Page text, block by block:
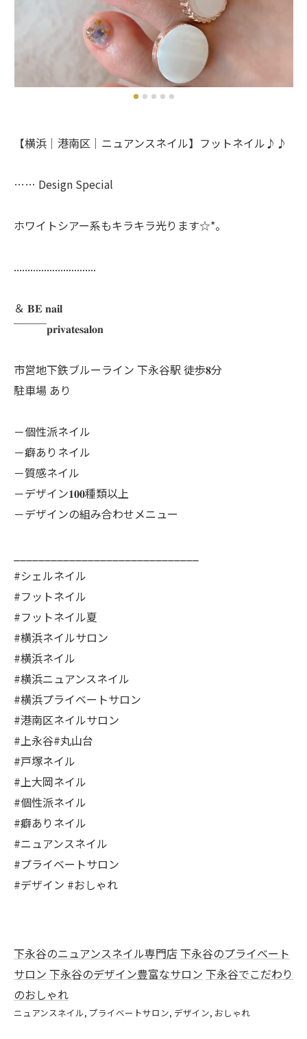
【横浜│港南区│ニュアンスネイル】フットネイル♪♪
…… Design Special
ホワイトシアー系もキラキラ光ります☆*。
..............................
＆ 𝐁𝐄 𝐧𝐚𝐢𝐥
￣￣￣𝐩𝐫𝐢𝐯𝐚𝐭𝐞𝐬𝐚𝐥𝐨𝐧
市営地下鉄ブルーライン 下永谷駅 徒歩𝟖分
駐車場 あり
－個性派ネイル
－癖ありネイル
－質感ネイル
－デザイン𝟏𝟎𝟎種類以上
－デザインの組み合わせメニュー
#シェルネイル
#フットネイル
#フットネイル夏
#横浜ネイルサロン
#横浜ネイル
#横浜ニュアンスネイル
#横浜プライベートサロン
#港南区ネイルサロン
#上永谷#丸山台
#戸塚ネイル
#上大岡ネイル
#個性派ネイル
#癖ありネイル
#ニュアンスネイル
#プライベートサロン
#デザイン #おしゃれ
下永谷のニュアンスネイル専門店 下永谷のプライベート
サロン 下永谷のデザイン豊富なサロン 下永谷でこだわり
のおしゃれ
ニュアンスネイル プライベートサロン デザイン おしゃれ